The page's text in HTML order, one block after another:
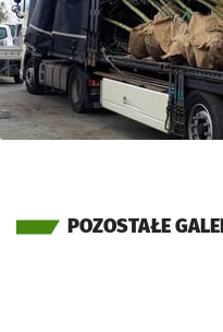
POZOSTAŁE